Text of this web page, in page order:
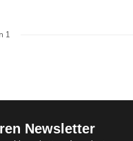
1
Newsletter